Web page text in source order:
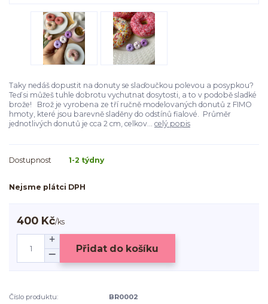
Taky nedáš dopustit na donuty se slaďoučkou polevou a posypkou?
Teď si můžeš tuhle dobrotu vychutnat dosytosti, a to v podobě sladké
brože! Brož je vyrobena ze tří ručně modelovaných donutů z FIMO
hmoty, které jsou barevně sladěny do odstínů fialové. Průměr
jednotlivých donutů je cca 2 cm, celkov... celý popis
Dostupnost 1-2 týdny
Nejsme plátci DPH
400 Kč/ks
Přidat do košíku
Číslo produktu:
BR0002